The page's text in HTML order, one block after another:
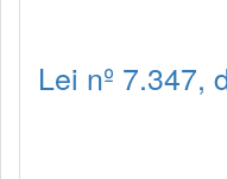
Lei nº 7.347,